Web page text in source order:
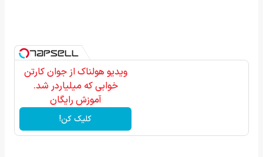
ویدیو هولناک از جوان کارتن
خوابی که میلیاردر شد.
آموزش رایگان
کلیک کن!